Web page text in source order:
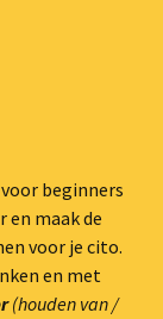
beginners
maak de
voor je cito.
en met
(houden van /